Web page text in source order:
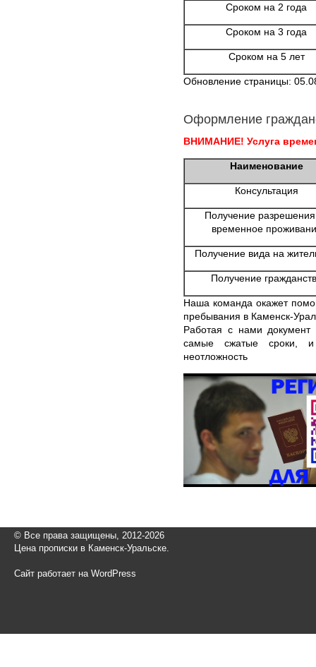
Сроком на 2 года
Сроком на 3 года
Сроком на 5 лет
Обновление страницы:
Оформление
ВНИМАНИЕ! Услуга
Наименование
Консультация
Получение
временное
Получение вида на
Получение
Наша команда окажет
пребывания в Каменск-
Работая с нами
самые сжатые сроки,
неотложность
© Все права защищены, 2012-2026
Цена прописки в Каменск-Уральске.
Сайт работает на WordPress